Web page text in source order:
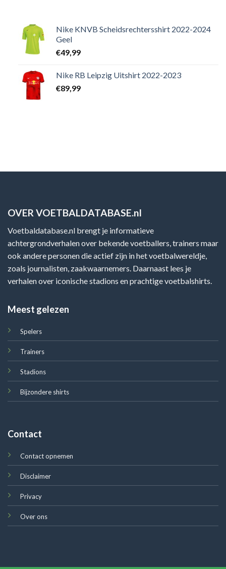
Nike KNVB Scheidsrechtersshirt 2022-2024
Geel
€49,99
Nike RB Leipzig Uitshirt 2022-2023
€89,99
OVER VOETBALDATABASE.nl
Voetbaldatabase.nl brengt je informatieve
achtergrondverhalen over bekende voetballers, trainers maar
ook andere personen die actief zijn in het voetbalwereldje,
zoals journalisten, zaakwaarnemers. Daarnaast lees je
verhalen over iconische stadions en prachtige voetbalshirts.
Meest gelezen
Spelers
Trainers
Stadions
Bijzondere shirts
Contact
Contact opnemen
Disclaimer
Privacy
Over ons